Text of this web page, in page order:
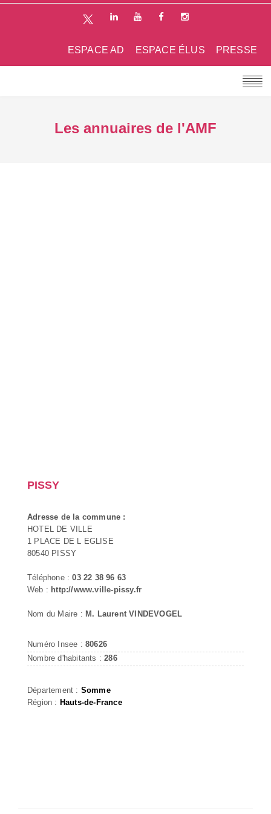
PRESSE
ESPACE ÉLUS
ESPACE AD
Les annuaires de l'AMF
PISSY
Adresse de la commune :
HOTEL DE VILLE
1 PLACE DE L EGLISE
80540 PISSY
Téléphone :03 22 38 96 63
Web : http://www.ville-pissy.fr
Nom du Maire : M. Laurent VINDEVOGEL
Numéro Insee : 80626
Nombre d'habitants :286
Département : Somme
Région : Hauts-de-France